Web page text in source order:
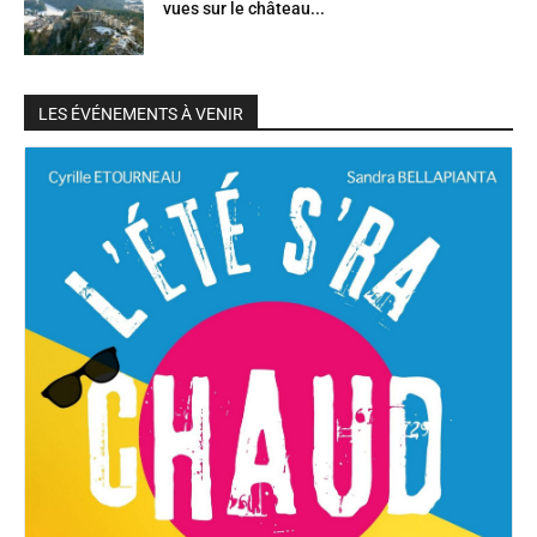
vues sur le château...
LES ÉVÉNEMENTS À VENIR